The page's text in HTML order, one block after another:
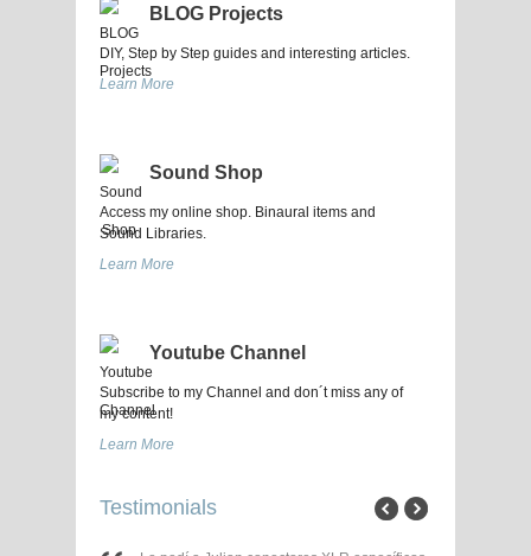
BLOG Projects
DIY, Step by Step guides and interesting articles.
Learn More
Sound Shop
Access my online shop. Binaural items and
Sound Libraries.
Learn More
Youtube Channel
Subscribe to my Channel and don´t miss any of
my content!
Learn More
Testimonials